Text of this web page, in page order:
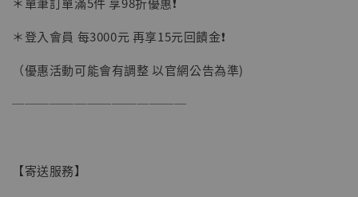
＊登入會員 每3000元 再享15元回饋金❗️
（優惠活動可能會有調整 以官網公告為準)
──────────────
【寄送服務】